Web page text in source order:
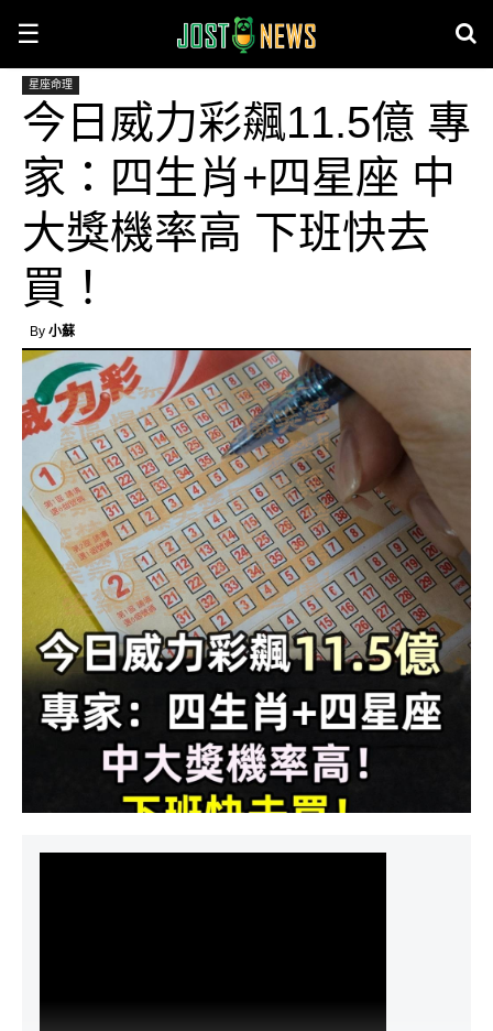
☰
星座命理
今日威力彩飆11.5億 專
家：四生肖+四星座 中
大獎機率高 下班快去
買！
By 小蘇